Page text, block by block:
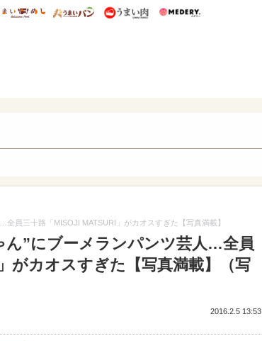
ディズニー特集
うまいめし うまいパン うまい肉
員三十路「MISOJI MATSURI」がカオスすぎた【写真満載】
ん”にブーメランパンツ芸人…全員
がカオスすぎた【写真満載】（写
2016.2.5 13:53